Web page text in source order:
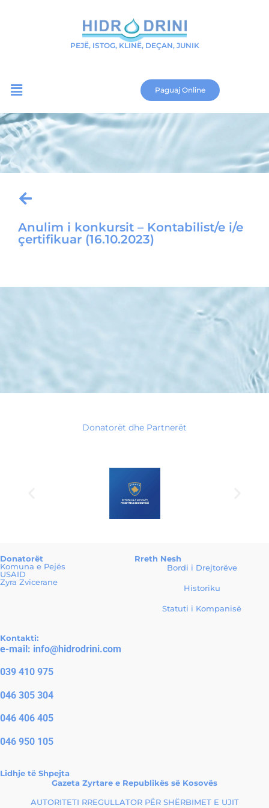
PEJË, ISTOG, KLINË, DEÇAN, JUNIK
Paguaj Online
Anulim i konkursit – Kontabilist/e i/e
çertifikuar (16.10.2023)
Donatorët dhe Partnerët
Donatorët
Komuna e Pejës
USAID
Zyra Zvicerane
Rreth Nesh
Bordi i Drejtorëve
Historiku
Statuti i Kompanisë
Kontakti:
e-mail: info@hidrodrini.com
039 410 975
046 305 304
046 406 405
046 950 105
Lidhje të Shpejta
Gazeta Zyrtare e Republikës së Kosovës
AUTORITETI RREGULLATOR PËR SHËRBIMET E UJIT